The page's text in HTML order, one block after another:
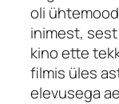
oli
inimest,
kino ette
filmis üles
elevusega